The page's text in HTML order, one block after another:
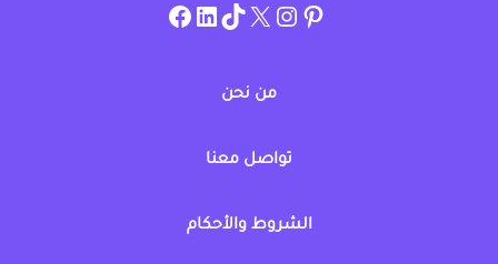
pinterest
allcouponat
twitter
TikTok
linkedin
facebook
من نحن
تواصل معنا
الشروط والأحكام